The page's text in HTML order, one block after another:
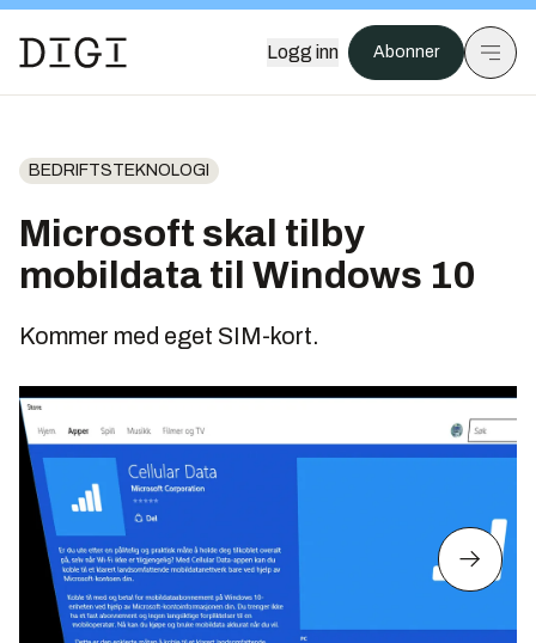
Logg inn Abonner
BEDRIFTSTEKNOLOGI
Microsoft skal tilby
mobildata til Windows 10
Kommer med eget SIM-kort.